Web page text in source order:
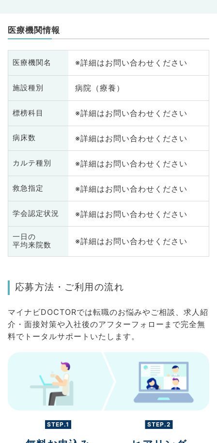
医療機関情報
医療機関名 ※詳細はお問い合わせください
施設種別 病院（療養）
標榜科目 ※詳細はお問い合わせください
病床数 ※詳細はお問い合わせください
カルテ種別 ※詳細はお問い合わせください
救急指定 ※詳細はお問い合わせください
学会認定状況 ※詳細はお問い合わせください
一日の
平均来院数
※詳細はお問い合わせください
応募方法・ご利用の流れ
マイナビDOCTORでは転職のお悩みやご相談、求人紹
介・面接対策や入社後のアフターフォローまで完全無
料でトータルサポートいたします。
STEP.1 STEP.2